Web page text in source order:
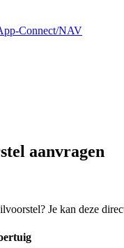
Connect/NAV
aanvragen
Je kan deze